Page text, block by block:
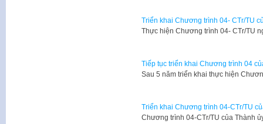
Triển khai Chương trình 04- CTr/TU
Thực hiện Chương trình 04- CTr/TU
Tiếp tục triển khai Chương trình 04
Sau 5 năm triển khai thực hiện
Triển khai Chương trình 04-CTr/TU
Chương trình 04-CTr/TU của Thành